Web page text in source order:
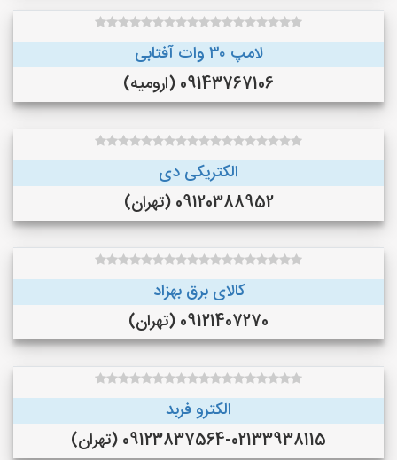
لامپ ۳۰ وات آفتابی
09143767106 (ارومیه)
الکتریکی دی
09120388952 (تهران)
کالای برق بهزاد
09121407270 (تهران)
الکترو فربد
09123837564-02133938115 (تهران)